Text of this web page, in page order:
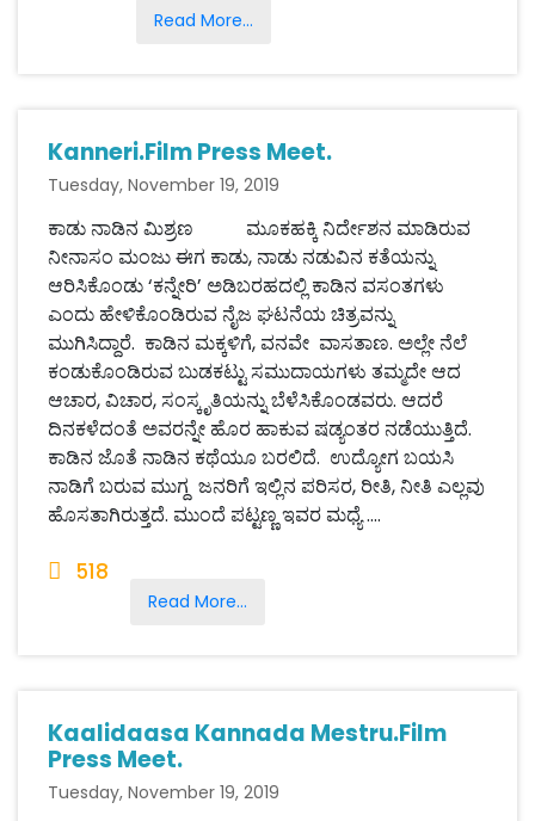
Read More...
Kanneri.Film Press Meet.
Tuesday, November 19, 2019
ಕಾಡು ನಾಡಿನ ಮಿಶ್ರಣ ಮೂಕಹಕ್ಕಿ ನಿರ್ದೇಶನ ಮಾಡಿರುವ
ನೀನಾಸಂ ಮಂಜು ಈಗ ಕಾಡು, ನಾಡು ನಡುವಿನ ಕತೆಯನ್ನು
ಆರಿಸಿಕೊಂಡು ‘ಕನ್ನೇರಿ’ ಅಡಿಬರಹದಲ್ಲಿ ಕಾಡಿನ ವಸಂತಗಳು
ಎಂದು ಹೇಳಿಕೊಂಡಿರುವ ನೈಜ ಘಟನೆಯ ಚಿತ್ರವನ್ನು
ಮುಗಿಸಿದ್ದಾರೆ. ಕಾಡಿನ ಮಕ್ಕಳಿಗೆ, ವನವೇ ವಾಸತಾಣ. ಅಲ್ಲೇ ನೆಲೆ
ಕಂಡುಕೊಂಡಿರುವ ಬುಡಕಟ್ಟು ಸಮುದಾಯಗಳು ತಮ್ಮದೇ ಆದ
ಆಚಾರ, ವಿಚಾರ, ಸಂಸ್ಕೃತಿಯನ್ನು ಬೆಳೆಸಿಕೊಂಡವರು. ಆದರೆ
ದಿನಕಳೆದಂತೆ ಅವರನ್ನೇ ಹೊರ ಹಾಕುವ ಷಡ್ಯಂತರ ನಡೆಯುತ್ತಿದೆ.
ಕಾಡಿನ ಜೊತೆ ನಾಡಿನ ಕಥೆಯೂ ಬರಲಿದೆ. ಉದ್ಯೋಗ ಬಯಸಿ
ನಾಡಿಗೆ ಬರುವ ಮುಗ್ದ ಜನರಿಗೆ ಇಲ್ಲಿನ ಪರಿಸರ, ರೀತಿ, ನೀತಿ ಎಲ್ಲವು
ಹೊಸತಾಗಿರುತ್ತದೆ. ಮುಂದೆ ಪಟ್ಟಣ್ಣ ಇವರ ಮಧ್ಯೆ ....
518
Read More...
Kaalidaasa Kannada Mestru.Film
Press Meet.
Tuesday, November 19, 2019